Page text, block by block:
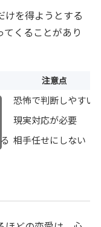
けを得ようとする
くることがあり
注意点
恐怖で判断しやすい
現実対応が必要
相手任せにしない